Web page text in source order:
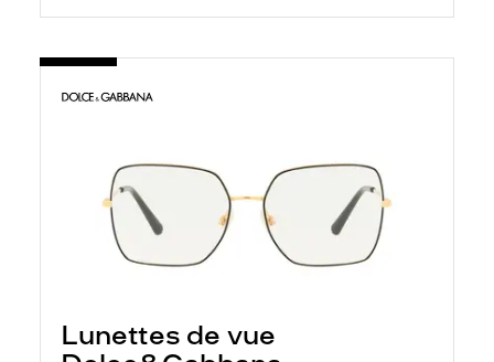
Lunettes de vue